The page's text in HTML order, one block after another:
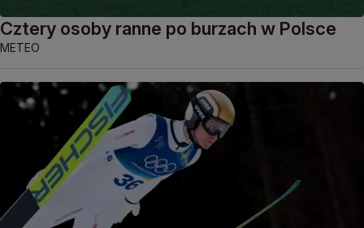
Cztery osoby ranne po burzach w Polsce
METEO